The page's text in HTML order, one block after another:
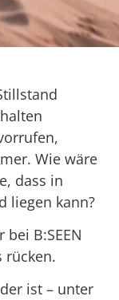
Wie wäre
dass in
liegen kann?
B:SEEN
rücken.
ist – unter